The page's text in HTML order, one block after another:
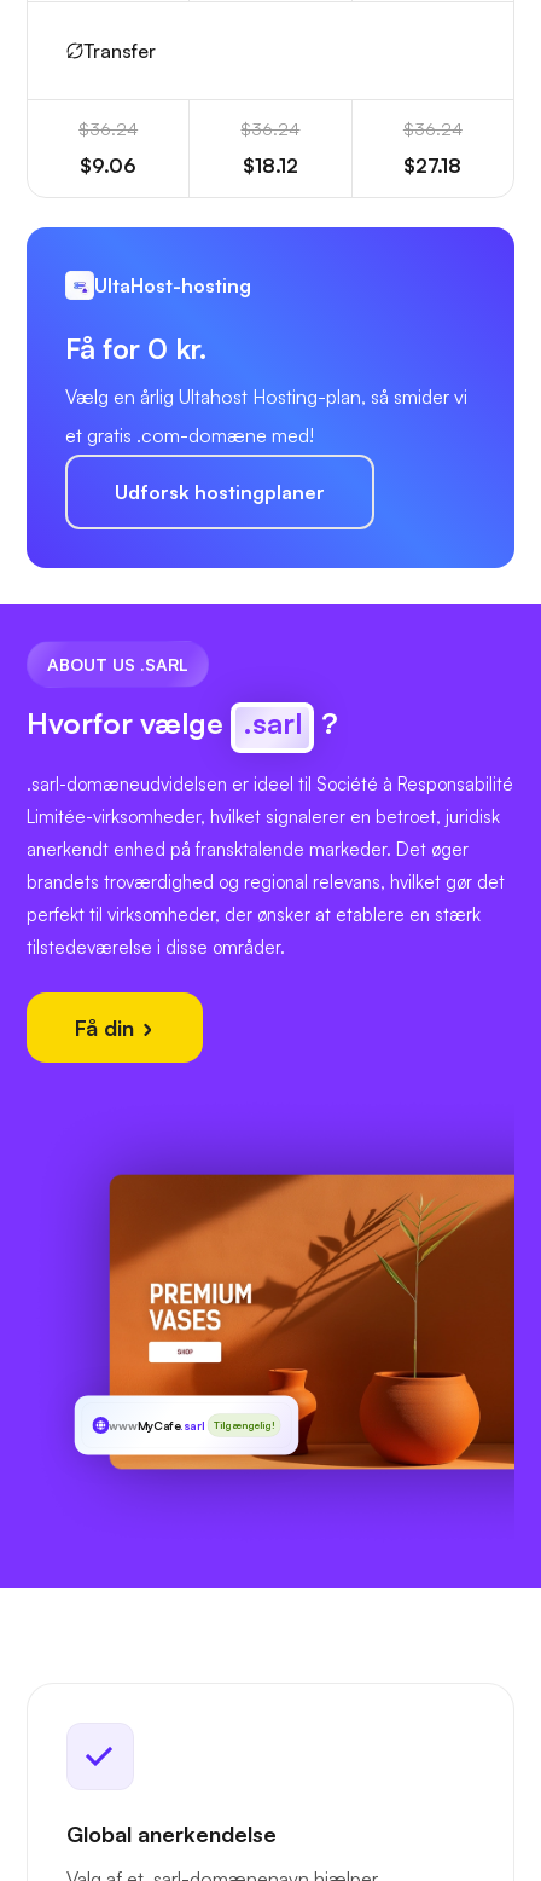
Transfer
$36.24
$9.06
$36.24
$18.12
$36.24
$27.18
UltaHost-hosting
Få for 0 kr.
Vælg en årlig Ultahost Hosting-plan, så smider vi
et gratis .com-domæne med!
Udforsk hostingplaner
ABOUT US .SARL
Hvorfor vælge .sarl ?
.sarl-domæneudvidelsen er ideel til Société à Responsabilité
Limitée-virksomheder, hvilket signalerer en betroet, juridisk
anerkendt enhed på fransktalende markeder. Det øger
brandets troværdighed og regional relevans, hvilket gør det
perfekt til virksomheder, der ønsker at etablere en stærk
tilstedeværelse i disse områder.
Få din
wwwMyCafe.sarl Tilgængelig!
Global anerkendelse